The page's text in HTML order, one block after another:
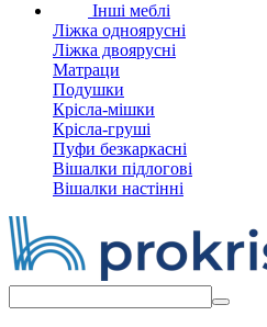
Інші меблі
Ліжка одноярусні
Ліжка двоярусні
Матраци
Подушки
Крісла-мішки
Крісла-груші
Пуфи безкаркасні
Вішалки підлогові
Вішалки настінні